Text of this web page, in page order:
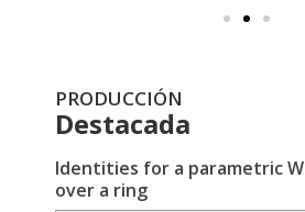
PRODUCCIÓN
Destacada
Identities for a parametric
over a ring